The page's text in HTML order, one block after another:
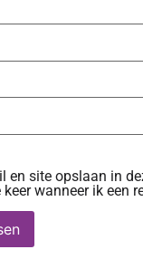
en site opslaan in
wanneer ik een